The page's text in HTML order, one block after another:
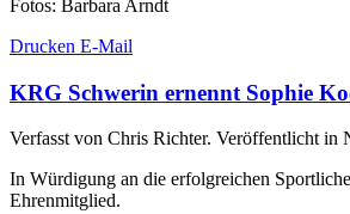
Fotos: Barbara Arndt
Drucken E-Mail
KRG Schwerin ernennt Sophie
Verfasst von Chris Richter. Veröffentlicht in
In Würdigung an die erfolgreichen
Ehrenmitglied.